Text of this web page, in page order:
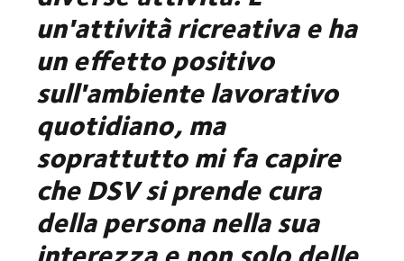
un'attività ricreativa e ha
un effetto positivo
sull'ambiente lavorativo
quotidiano, ma
soprattutto mi fa capire
che DSV si prende cura
della persona nella sua